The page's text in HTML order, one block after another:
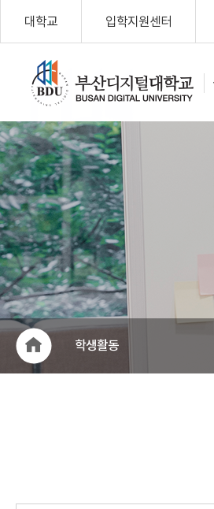
대학교 입학지원센터
나를 위한 변
화, Change
My Life!
부산디지
털대학교
학생활동